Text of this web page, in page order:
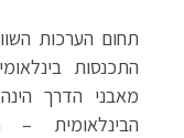
תחום הערכות
התכנסות
מאבני הדרך